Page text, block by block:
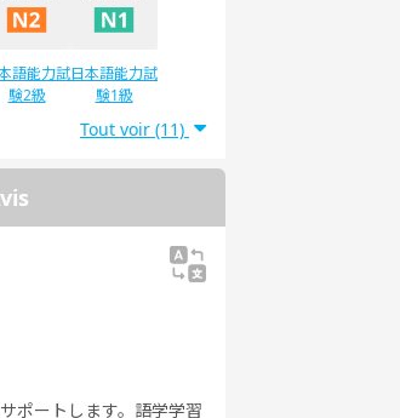
語能力試
験2級
日本語能力試
験1級
Tout voir (11)
ポートします。語学学習